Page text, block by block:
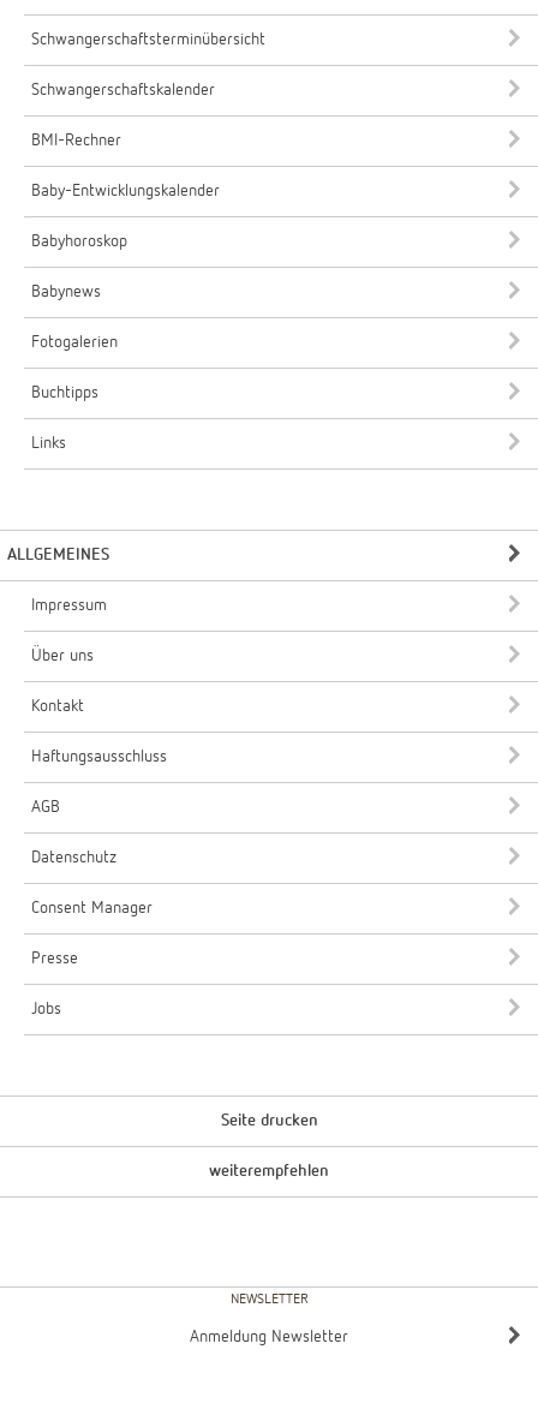
Schwangerschaftsterminübersicht
Schwangerschaftskalender
BMI-Rechner
Baby-Entwicklungskalender
Babyhoroskop
Babynews
Fotogalerien
Buchtipps
Links
ALLGEMEINES
Impressum
Über uns
Kontakt
Haftungsausschluss
AGB
Datenschutz
Consent Manager
Presse
Jobs
Seite drucken
weiterempfehlen
NEWSLETTER
Anmeldung Newsletter